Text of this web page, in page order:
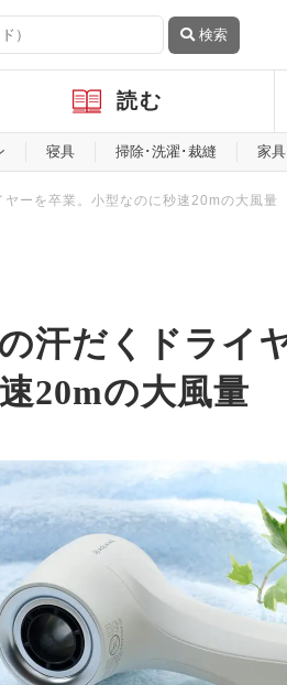
検索
読む
寝具 掃除･洗濯･裁縫 家
ヤーを卒業。小型なのに秒速20mの大風量
汗だくドライ
20mの大風量